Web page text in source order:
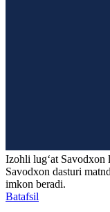
Izohli lugʻat Savodxon
Savodxon dasturi
imkon beradi.
Batafsil